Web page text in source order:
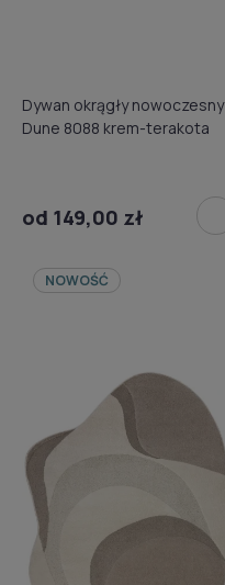
Dywan okrągły nowoczesny
Dune 8088 krem-terakota
od 149,00 zł
NOWOŚĆ